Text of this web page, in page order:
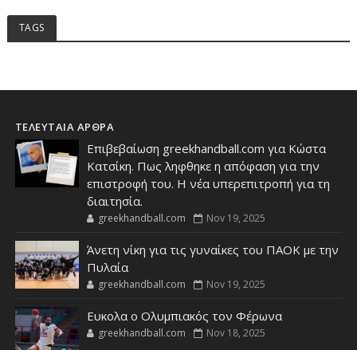
TAGS
ΤΕΛΕΥΤΑΙΑ ΑΡΘΡΑ
Επιβεβαίωση greekhandball.com για Κώστα
Κατσίκη. Πως ληφθηκε η απόφαση για την
επιστροφή του. Η νέα υπερεπιτροπή για τη
διαιτησία.
greekhandball.com Nov 19, 2025
Άνετη νίκη για τις γυναίκες του ΠΑΟΚ με την
Πυλαία
greekhandball.com Nov 19, 2025
Ευκολα ο Ολυμπιακός τον Φέρωνα
greekhandball.com Nov 18, 2025